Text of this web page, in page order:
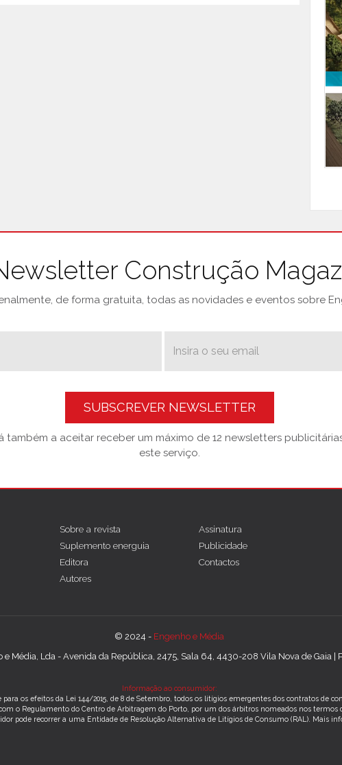
Construção
de forma gratuita, todas as novidades e eventos sobre
SUBSCREVER NEWSLETTER
a aceitar receber um máximo de 12 newsletters
este serviço.
Sobre a revista
Suplemento energuia
Editora
Autores
Assinatura
Publicidade
Contactos
© 2024 - Engenho e Média
e Média, Lda - Avenida da República, 2475, Sala 64, 4430-208 Vila Nova de Gaia |
Informação ao consumidor:
os efeitos da Lei 144/2015, de 8 de Setembro, todos os litígios emergentes dos contratos de
o Regulamento do Centro de Arbitragem do Porto, por um dos árbitros nomeados nos
pode recorrer a uma Entidade de Resolução Alternativa de Litígios de Consumo (RAL). Mais